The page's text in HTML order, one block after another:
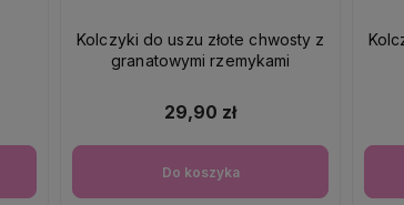
Kolczyki do uszu złote chwosty z
granatowymi rzemykami
29,90 zł
Do koszyka